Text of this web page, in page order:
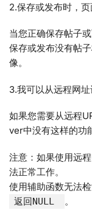
2.保存或发布时，
当您正确保存帖子
保存或发布没有帖
像。
3.我可以从远程网址
如果您需要从远程
ver中没有这样的功
注意：如果使用远
法正常工作。
使用辅助函数无法
返回NULL 。